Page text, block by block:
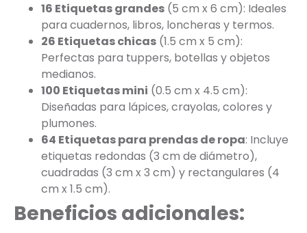
16 Etiquetas grandes (5 cm x 6 cm): Ideales
para cuadernos, libros, loncheras y termos.
26 Etiquetas chicas (1.5 cm x 5 cm):
Perfectas para tuppers, botellas y objetos
medianos.
100 Etiquetas mini (0.5 cm x 4.5 cm):
Diseñadas para lápices, crayolas, colores y
plumones.
64 Etiquetas para prendas de ropa: Incluye
etiquetas redondas (3 cm de diámetro),
cuadradas (3 cm x 3 cm) y rectangulares (4
cm x 1.5 cm).
Beneficios adicionales: